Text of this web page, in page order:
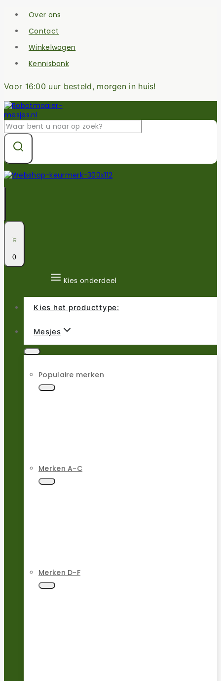
Skip
content
Over ons
Contact
Winkelwagen
Kennisbank
Voor 16:00 uur besteld, morgen in huis!
Zoek
naar:
0
Kies onderdeel
Kies het producttype:
Mesjes
Populaire merken
Merken A-C
Merken D-F